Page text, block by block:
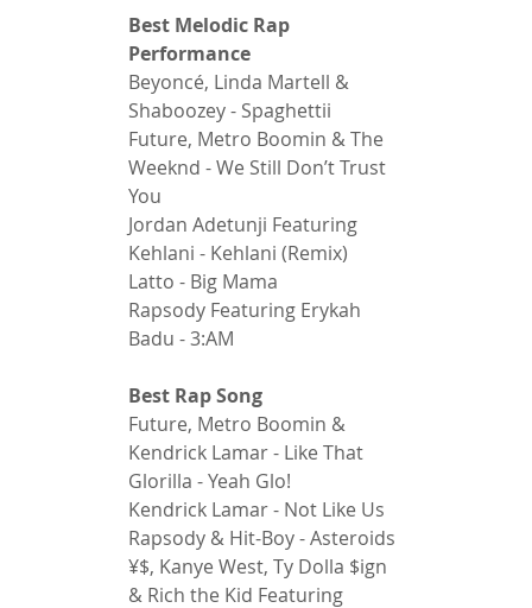
Best Melodic Rap
Performance
Beyoncé, Linda Martell &
Shaboozey - Spaghettii
Future, Metro Boomin & The
Weeknd - We Still Don’t Trust
You
Jordan Adetunji Featuring
Kehlani - Kehlani (Remix)
Latto - Big Mama
Rapsody Featuring Erykah
Badu - 3:AM
Best Rap Song
Future, Metro Boomin &
Kendrick Lamar - Like That
Glorilla - Yeah Glo!
Kendrick Lamar - Not Like Us
Rapsody & Hit-Boy - Asteroids
¥$, Kanye West, Ty Dolla $ign
& Rich the Kid Featuring